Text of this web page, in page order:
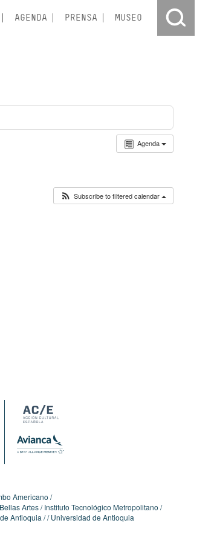
AGENDA PRENSA MUSEO
Agenda
Subscribe to filtered calendar
Americano
Artes Instituto Tecnológico Metropolitano
Antioquia Universidad de Antioquia